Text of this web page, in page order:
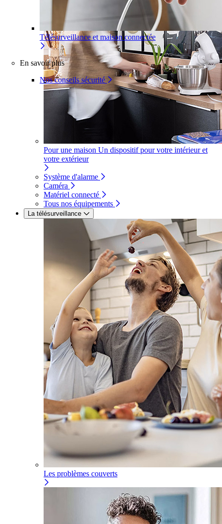
Télésurveillance et maison connectée
En savoir plus
Nos conseils sécurité
Pour une maison Un dispositif pour votre intérieur et
votre extérieur
Système d'alarme
Caméra
Matériel connecté
Tous nos équipements
La télésurveillance
Les problèmes couverts